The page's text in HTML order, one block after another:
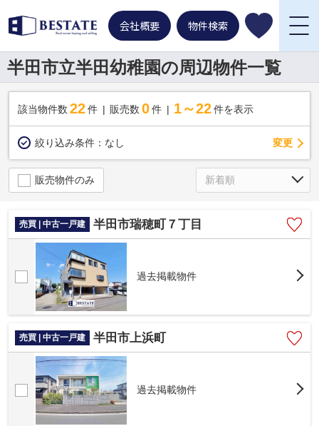
会社概要 物件検索
半田市立半田幼稚園の周辺物件一覧
該当物件数 22件 販売数 0 件 1～22 件を表示
絞り込み条件： なし 変更
販売物件のみ
売買 | 中古一戸建 半田市瑞穂町７丁目
過去掲載物件
売買 | 中古一戸建 半田市上浜町
過去掲載物件